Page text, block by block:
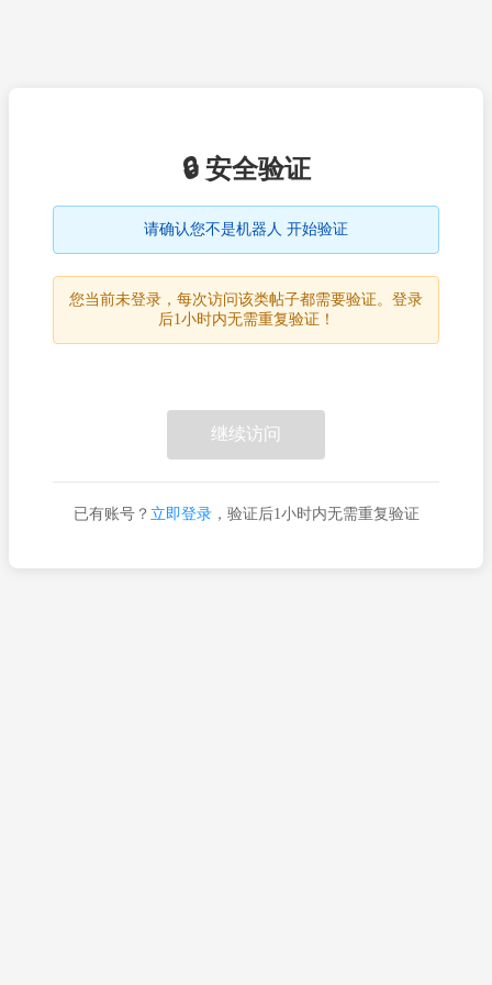
🔒 安全验证
请确认您不是机器人 开始验证
您当前未登录，每次访问该类帖子都需要验证。登录
后1小时内无需重复验证！
继续访问
已有账号？ 立即登录，验证后1小时内无需重复验证